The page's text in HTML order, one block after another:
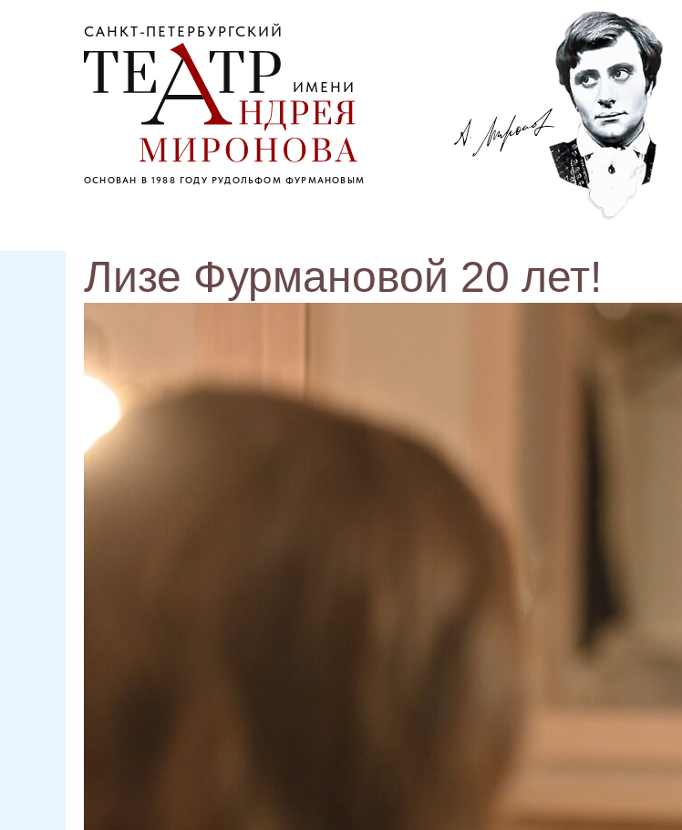
САНКТ-ПЕТЕРБУРГСКИЙ
ИМЕНИ
ОСНОВАН В 1988 ГОДУ РУДОЛЬФОМ ФУРМАНОВЫМ
Лизе Фурмановой 20 лет!